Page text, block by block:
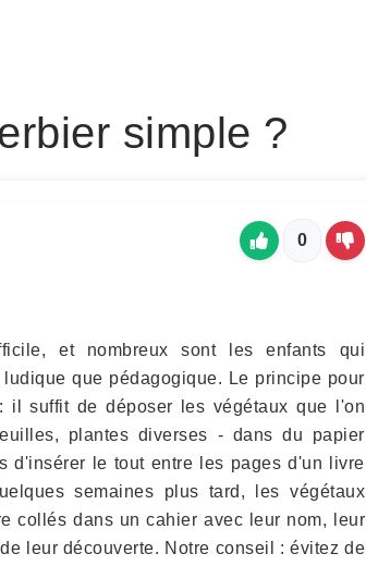
simple ?
0
et nombreux sont les enfants qui
que pédagogique. Le principe pour
il suffit de déposer les végétaux que l'on
plantes diverses - dans du papier
d'insérer le tout entre les pages d'un livre
semaines plus tard, les végétaux
collés dans un cahier avec leur nom, leur
leur découverte. Notre conseil : évitez de